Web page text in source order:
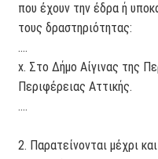
που έχουν την έδρα ή
τους δραστηριότητας:
....
x. Στο Δήμο Αίγινας της
Περιφέρειας Αττικής.
....
2. Παρατείνονται μέχρι